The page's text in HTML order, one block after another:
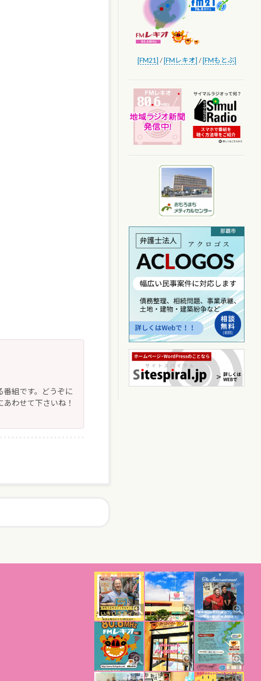
番組です。どうぞに
わせて下さいね！
[FM21] /[FMレキオ] /[FMもとぶ]